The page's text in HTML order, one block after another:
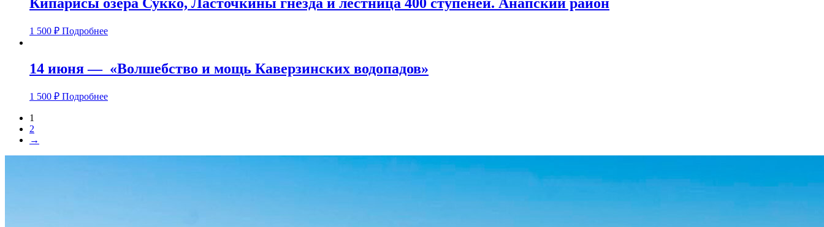
Кипарисы озера Сукко, Ласточкины гнезда и лестница 400 ступеней. Анапский район
1 500 ₽ Подробнее
14 июня — «Волшебство и мощь Каверзинских водопадов»
1 500 ₽ Подробнее
1
2
→